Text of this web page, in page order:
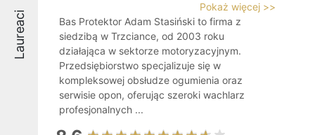
Laureaci
Pokaż więcej >>
Bas Protektor Adam Stasiński to firma z
siedzibą w Trzciance, od 2003 roku
działająca w sektorze motoryzacyjnym.
Przedsiębiorstwo specjalizuje się w
kompleksowej obsłudze ogumienia oraz
serwisie opon, oferując szeroki wachlarz
profesjonalnych ...